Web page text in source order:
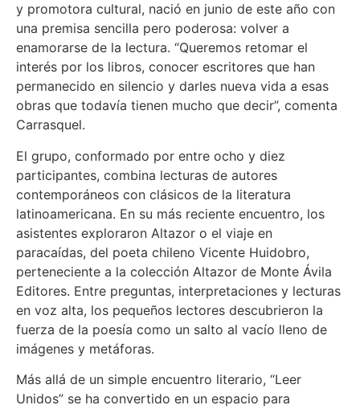
y promotora cultural, nació en junio de este año con
una premisa sencilla pero poderosa: volver a
enamorarse de la lectura. “Queremos retomar el
interés por los libros, conocer escritores que han
permanecido en silencio y darles nueva vida a esas
obras que todavía tienen mucho que decir”, comenta
Carrasquel.
El grupo, conformado por entre ocho y diez
participantes, combina lecturas de autores
contemporáneos con clásicos de la literatura
latinoamericana. En su más reciente encuentro, los
asistentes exploraron Altazor o el viaje en
paracaídas, del poeta chileno Vicente Huidobro,
perteneciente a la colección Altazor de Monte Ávila
Editores. Entre preguntas, interpretaciones y lecturas
en voz alta, los pequeños lectores descubrieron la
fuerza de la poesía como un salto al vacío lleno de
imágenes y metáforas.
Más allá de un simple encuentro literario, “Leer
Unidos” se ha convertido en un espacio para